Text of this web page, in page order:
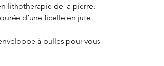
lithotherapie de la pierre.
d’une ficelle en jute
à bulles pour vous